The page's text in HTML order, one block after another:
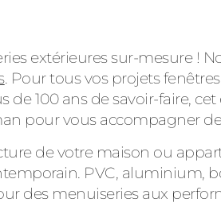
extérieures sur-mesure !
. Pour tous vos projets
de 100 ans de savoir-faire,
pour vous accompagner
de votre maison ou
PVC, aluminium,
des menuiseries aux